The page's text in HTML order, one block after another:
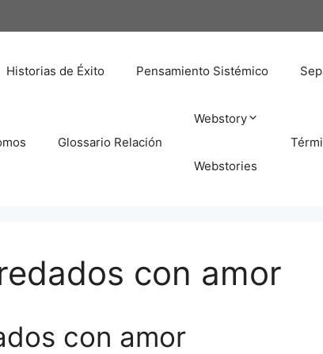
Historias de Éxito Pensamiento Sistémico
Glossario Relación
Webstory
Webstories
con amor
con amor